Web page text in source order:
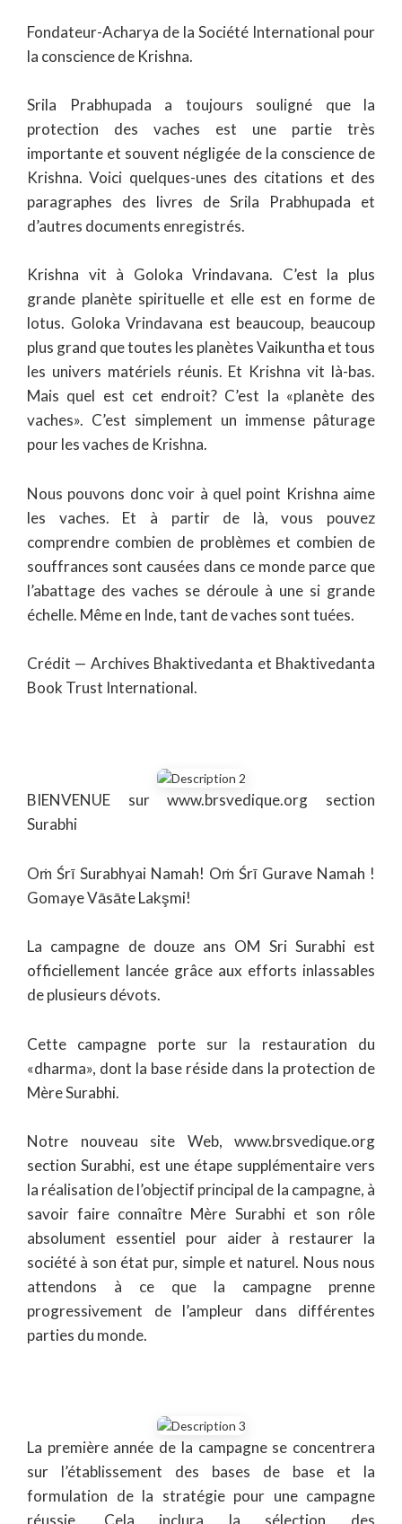
Fondateur-Acharya de la Société International pour
la conscience de Krishna.
Srila Prabhupada a toujours souligné que la
protection des vaches est une partie très
importante et souvent négligée de la conscience de
Krishna. Voici quelques-unes des citations et des
paragraphes des livres de Srila Prabhupada et
d’autres documents enregistrés.
Krishna vit à Goloka Vrindavana. C’est la plus
grande planète spirituelle et elle est en forme de
lotus. Goloka Vrindavana est beaucoup, beaucoup
plus grand que toutes les planètes Vaikuntha et tous
les univers matériels réunis. Et Krishna vit là-bas.
Mais quel est cet endroit? C’est la «planète des
vaches». C’est simplement un immense pâturage
pour les vaches de Krishna.
Nous pouvons donc voir à quel point Krishna aime
les vaches. Et à partir de là, vous pouvez
comprendre combien de problèmes et combien de
souffrances sont causées dans ce monde parce que
l’abattage des vaches se déroule à une si grande
échelle. Même en Inde, tant de vaches sont tuées.
Crédit — Archives Bhaktivedanta et Bhaktivedanta
Book Trust International.
BIENVENUE sur www.brsvedique.org section
Surabhi
Oṁ Śrī Surabhyai Namah! Oṁ Śrī Gurave Namah !
Gomaye Vāsāte Lakşmi!
La campagne de douze ans OM Sri Surabhi est
officiellement lancée grâce aux efforts inlassables
de plusieurs dévots.
Cette campagne porte sur la restauration du
«dharma», dont la base réside dans la protection de
Mère Surabhi.
Notre nouveau site Web, www.brsvedique.org
section Surabhi, est une étape supplémentaire vers
la réalisation de l’objectif principal de la campagne, à
savoir faire connaître Mère Surabhi et son rôle
absolument essentiel pour aider à restaurer la
société à son état pur, simple et naturel. Nous nous
attendons à ce que la campagne prenne
progressivement de l’ampleur dans différentes
parties du monde.
La première année de la campagne se concentrera
sur l’établissement des bases de base et la
formulation de la stratégie pour une campagne
réussie. Cela inclura la sélection des